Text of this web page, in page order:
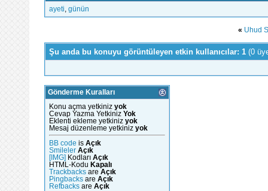
ayeti günün
« Uhud
Şu anda bu konuyu görüntüleyen etkin kullanıcılar: 1 (0
Gönderme Kuralları
Konu açma yetkiniz yok
Cevap Yazma Yetkiniz Yok
Eklenti ekleme yetkiniz yok
Mesaj düzenleme yetkiniz yok
BB code is Açık
Smileler Açık
[IMG]
Kodları Açık
HTML-Kodu Kapalı
Trackbacks are Açık
Pingbacks are Açık
Refbacks are Açık